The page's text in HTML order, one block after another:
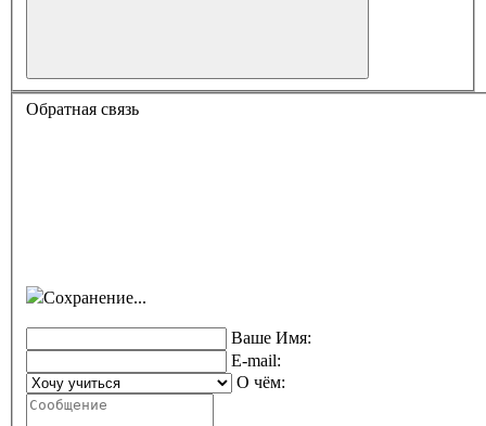
Обратная связь
Сохранение...
Ваше Имя:
E-mail:
О чём: